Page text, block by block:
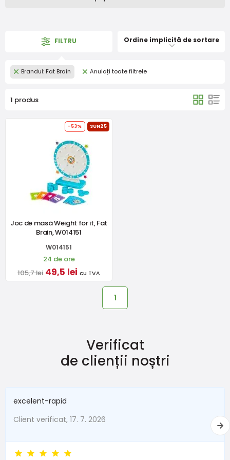
FILTRU Ordine implicită de sortare
Brandul: Fat Brain Anulați toate filtrele
1 produs
-53% SUN25
Joc de masă Weight for it, Fat
Brain, W014151
W014151
24 de ore
105,7 lei 49,5 lei cu TVA
1
Verificat
de clienții noștri
excelent-rapid
Client verificat, 17. 7. 2026